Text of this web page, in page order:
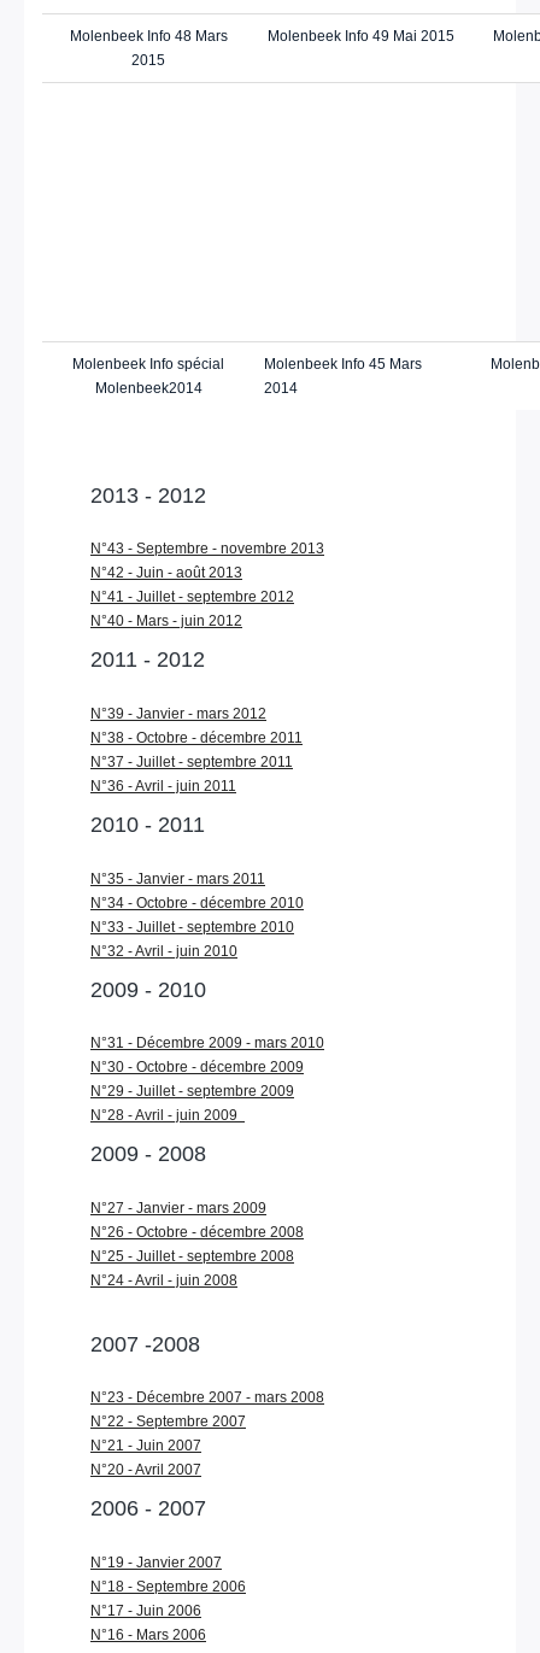
Molenbeek Info 48 Mars
2015
Molenbeek Info 49 Mai 2015
Molenbeek Info spécial
Molenbeek2014
Molenbeek Info 45 Mars
2014
2013 - 2012
N°43 - Septembre - novembre 2013
N°42 - Juin - août 2013
N°41 - Juillet - septembre 2012
N°40 - Mars - juin 2012
2011 - 2012
N°39 - Janvier - mars 2012
N°38 - Octobre - décembre 2011
N°37 - Juillet - septembre 2011
N°36 - Avril - juin 2011
2010 - 2011
N°35 - Janvier - mars 2011
N°34 - Octobre - décembre 2010
N°33 - Juillet - septembre 2010
N°32 - Avril - juin 2010
2009 - 2010
N°31 - Décembre 2009 - mars 2010
N°30 - Octobre - décembre 2009
N°29 - Juillet - septembre 2009
N°28 - Avril - juin 2009
2009 - 2008
N°27 - Janvier - mars 2009
N°26 - Octobre - décembre 2008
N°25 - Juillet - septembre 2008
N°24 - Avril - juin 2008
2007 -2008
N°23 - Décembre 2007 - mars 2008
N°22 - Septembre 2007
N°21 - Juin 2007
N°20 - Avril 2007
2006 - 2007
N°19 - Janvier 2007
N°18 - Septembre 2006
N°17 - Juin 2006
N°16 - Mars 2006